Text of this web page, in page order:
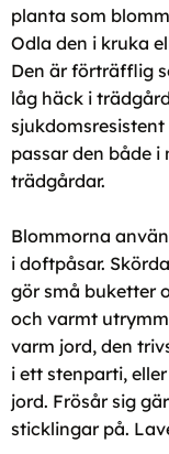
planta som
Odla den i kruka
Den är förträfflig
låg häck i
passar den både
trädgårdar.
Blommorna
i doftpåsar.
gör små buketter
och varmt
varm jord, den
i ett stenparti,
jord. Frösår sig
sticklingar på.